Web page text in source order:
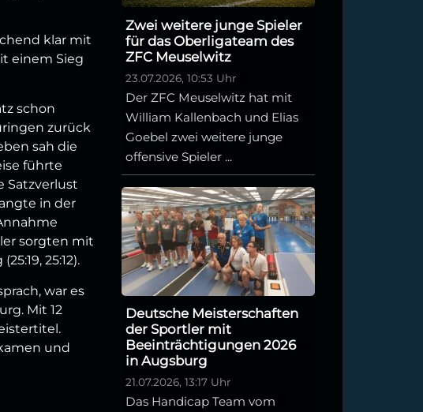
klar mit
einem Sieg
schon
zurück
sah die
führte
Satzverlust
in der
sorgten mit
25:12).
war es
Mit 12
und
Zwei weitere junge Spieler
für das Oberligateam des
ZFC Meuselwitz
23.07.2026, 10:53 Uhr
Der ZFC Meuselwitz hat mit
William Kallenbach und Elias
Goebel zwei weitere junge
offensive Spieler ...
Deutsche Meisterschaften
der Sportler mit
Beeinträchtigungen 2026
in Augsburg
21.07.2026, 13:17 Uhr
Das Handicap Team vom